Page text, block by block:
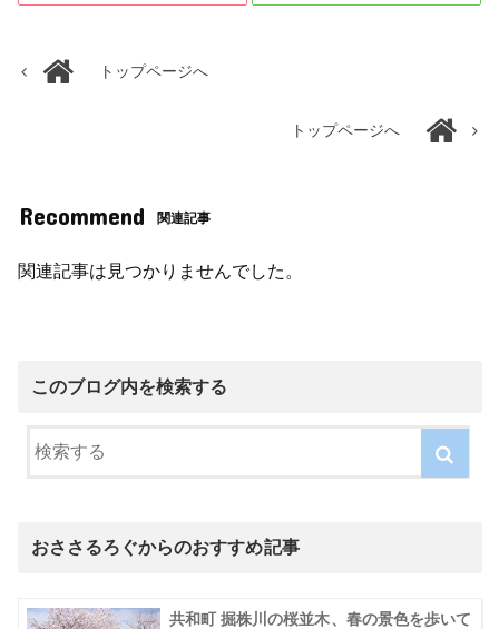
トップページへ
トップページへ
Recommend 関連記事
関連記事は見つかりませんでした。
このブログ内を検索する
おささるろぐからのおすすめ記事
共和町 掘株川の桜並木、春の景色を歩いて